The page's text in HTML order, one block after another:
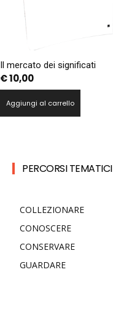
Il mercato dei significati
€10,00
Aggiungi al carrello
PERCORSI TEMATICI
COLLEZIONARE
CONOSCERE
CONSERVARE
GUARDARE